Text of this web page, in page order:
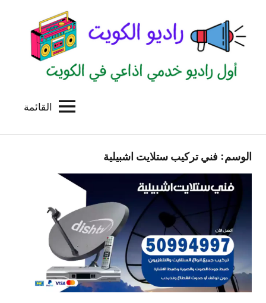
المحتوى
الكويت
للاعلانات
بالكويت
القائمة
الوسم: فني تركيب ستلايت اشبيلية